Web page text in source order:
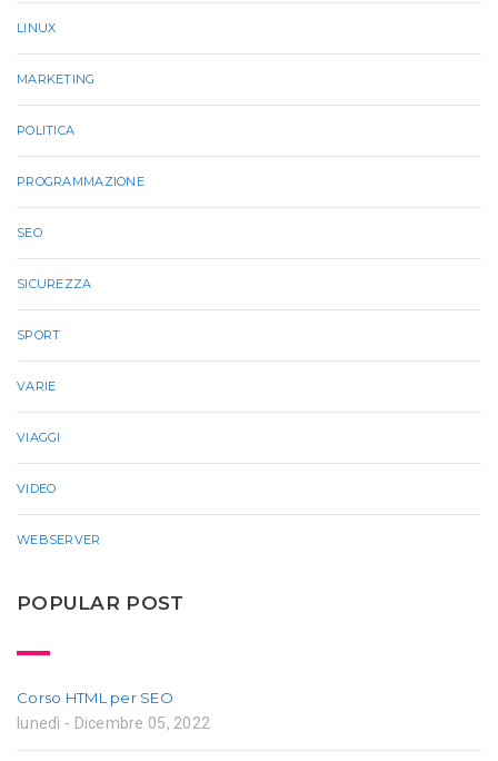
LINUX
MARKETING
POLITICA
PROGRAMMAZIONE
SEO
SICUREZZA
SPORT
VARIE
VIAGGI
VIDEO
WEBSERVER
POPULAR POST
Corso HTML per SEO
lunedì - Dicembre 05, 2022